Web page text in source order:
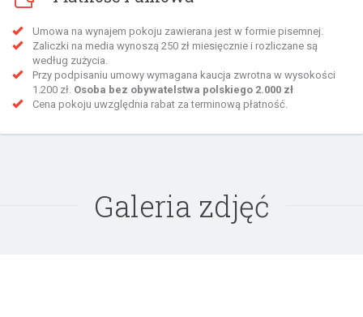
Umowa na wynajem pokoju zawierana jest w formie pisemnej.
Zaliczki na media wynoszą 250 zł miesięcznie i rozliczane są
według zużycia.
Przy podpisaniu umowy wymagana kaucja zwrotna w wysokości
1.200 zł. Osoba bez obywatelstwa polskiego 2.000 zł
Cena pokoju uwzględnia rabat za terminową płatność.
Galeria zdjęć